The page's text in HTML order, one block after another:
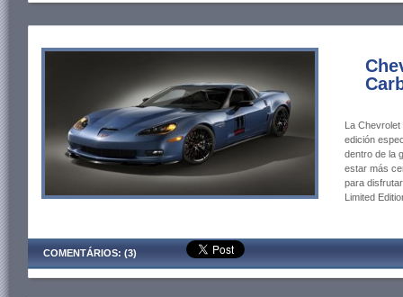
La
edición
dentro de la
estar más
para
Limited
COMENTÁRIOS: (3)